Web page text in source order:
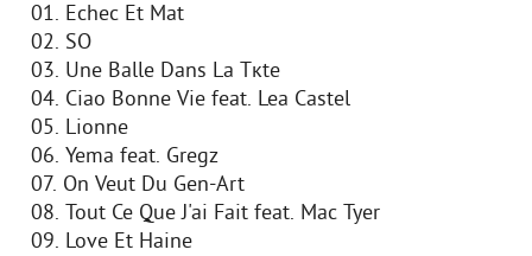
01. Echec Et Mat
02. SO
03. Une Balle Dans La Tкte
04. Ciao Bonne Vie feat. Lea Castel
05. Lionne
06. Yema feat. Gregz
07. On Veut Du Gen-Art
08. Tout Ce Que J'ai Fait feat. Mac Tyer
09. Love Et Haine